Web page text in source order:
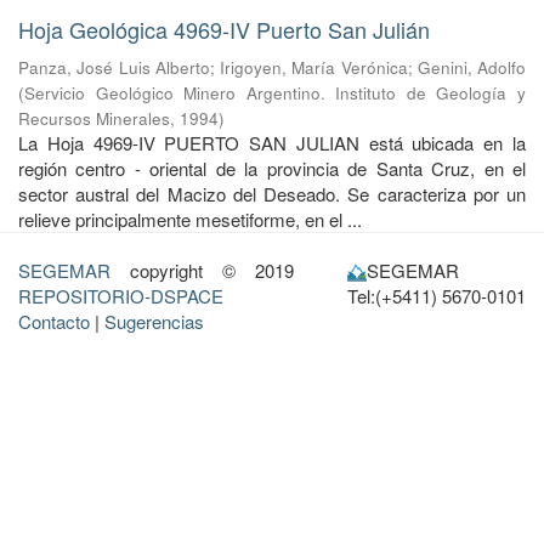
Hoja Geológica 4969-IV Puerto San Julián
Panza, José Luis Alberto; Irigoyen, María Verónica; Genini, Adolfo
(Servicio Geológico Minero Argentino. Instituto de Geología y
Recursos Minerales, 1994)
La Hoja 4969-IV PUERTO SAN JULIAN está ubicada en la
región centro - oriental de la provincia de Santa Cruz, en el
sector austral del Macizo del Deseado. Se caracteriza por un
relieve principalmente mesetiforme, en el ...
SEGEMAR copyright © 2019
REPOSITORIO-DSPACE
Contacto | Sugerencias
SEGEMAR
Tel:(+5411) 5670-0101